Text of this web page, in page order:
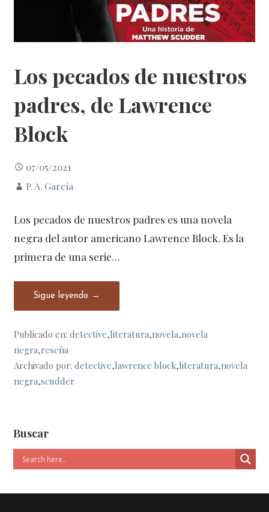
Los pecados de nuestros
padres, de Lawrence
Block
07/05/2021
P. A. García
Los pecados de nuestros padres es una novela
negra del autor americano Lawrence Block. Es la
primera de una serie…
Sigue leyendo →
Publicado en:detective,literatura,novela,novela
negra,reseña
Archivado por:detective,lawrence block,literatura,novela
negra,scudder
Buscar